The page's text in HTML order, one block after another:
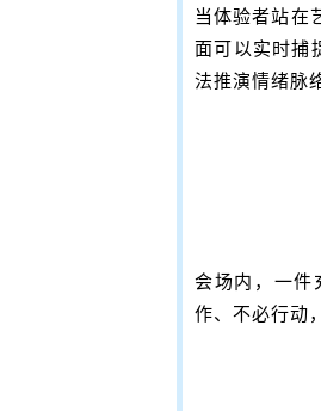
当体验者站在
面可以实时捕
法推演情绪脉
会场内，一件
作、不必行动